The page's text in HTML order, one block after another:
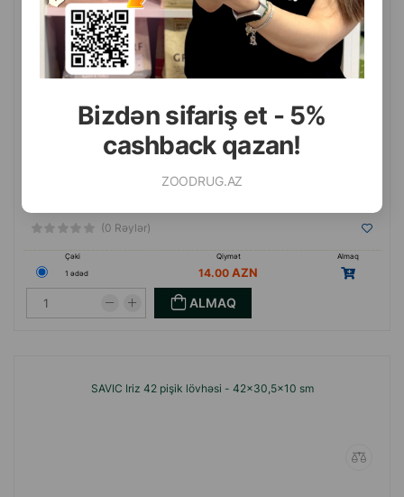
Bizdən sifariş et - 5%
cashback qazan!
ZOODRUG.AZ
(0 Rəylər)
Çəki Qiymət
Almaq
1 ədəd
14.00
ALMAQ
SAVIC Iriz 42 pişik lövhəsi - 42x30,5x10 sm